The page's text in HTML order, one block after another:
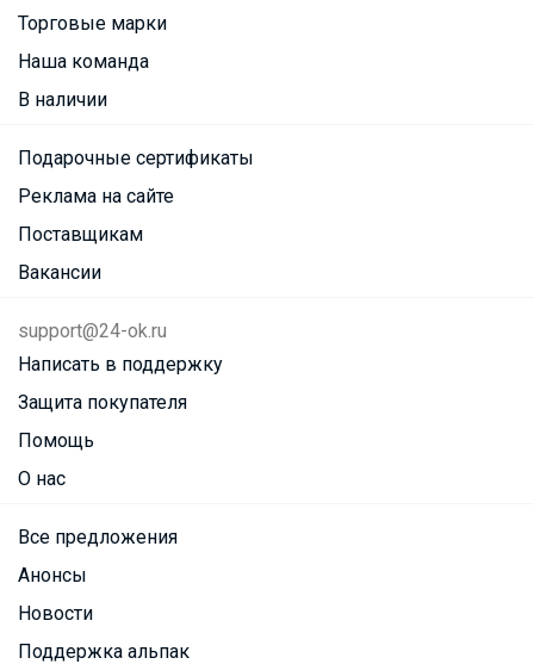
Торговые марки
Наша команда
В наличии
Подарочные сертификаты
Реклама на сайте
Поставщикам
Вакансии
support@24-ok.ru
Написать в поддержку
Защита покупателя
Помощь
О нас
Все предложения
Анонсы
Новости
Поддержка альпак